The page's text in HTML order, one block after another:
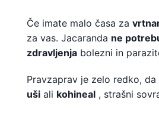
Če imate malo časa za
za vas. Jacaranda ne
zdravljenja bolezni in
Pravzaprav je zelo redko, da
uši ali kohineal , strašni